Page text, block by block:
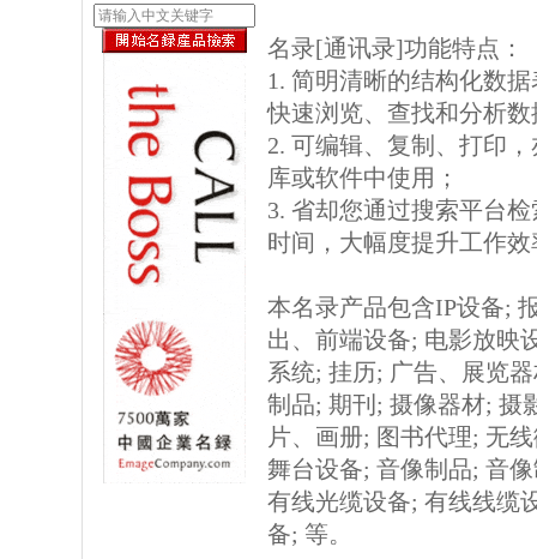
名录[通讯录]功能特点：
1. 简明清晰的结构化数
快速浏览、查找和分析数
2. 可编辑、复制、打印
库或软件中使用；
3. 省却您通过搜索平台
时间，大幅度提升工作效
本名录产品包含IP设备;
出、前端设备; 电影放映
系统; 挂历; 广告、展览
制品; 期刊; 摄像器材; 摄
片、画册; 图书代理; 无
舞台设备; 音像制品; 音
有线光缆设备; 有线线缆
备; 等。